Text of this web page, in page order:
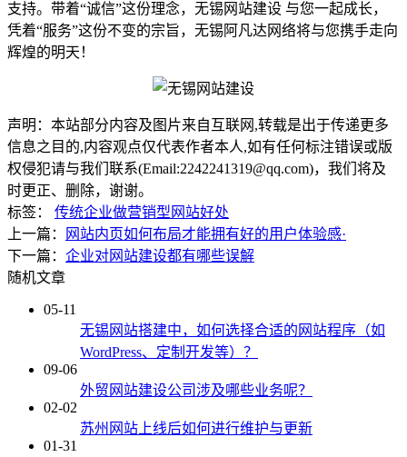
支持。带着“诚信”这份理念，无锡网站建设 与您一起成长，
凭着“服务”这份不变的宗旨，无锡阿凡达网络将与您携手走向
辉煌的明天！
声明：本站部分内容及图片来自互联网,转载是出于传递更多
信息之目的,内容观点仅代表作者本人,如有任何标注错误或版
权侵犯请与我们联系(Email:2242241319@qq.com)，我们将及
时更正、删除，谢谢。
标签：
传统企业做营销型网站好处
上一篇：
网站内页如何布局才能拥有好的用户体验感·
下一篇： 企业对网站建设都有哪些误解
随机文章
05-11
无锡网站搭建中，如何选择合适的网站程序（如
WordPress、定制开发等）？
09-06
外贸网站建设公司涉及哪些业务呢？
02-02
苏州网站上线后如何进行维护与更新
01-31